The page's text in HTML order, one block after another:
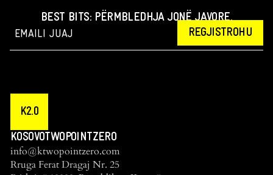
BEST BITS: PËRMBLEDHJA JONË JAVORE.
REGJISTROHU
K2.0
KOSOVOTWOPOINTZERO
info@ktwopointzero.com
Rruga Ferat Dragaj Nr. 25